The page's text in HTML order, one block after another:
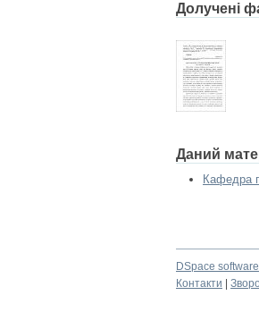
Долучені
Даний
Кафедра
DSpace software
Контакти